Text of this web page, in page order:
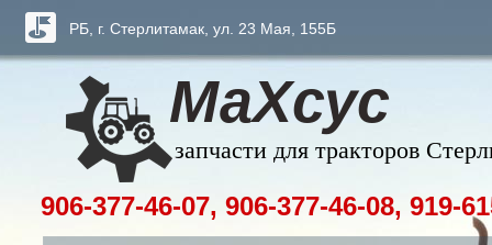
МаХсус
запчасти для тракторов
РБ, г. Стерлитамак, ул. 23 Мая, 155Б
906-377-46-07, 906-377-46-08, 919-